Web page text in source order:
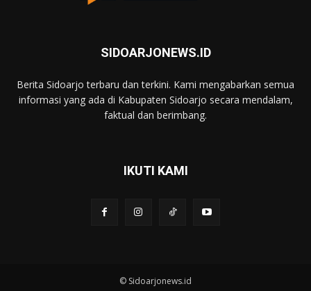
SIDOARJONEWS.ID
Berita Sidoarjo terbaru dan terkini. Kami mengabarkan semua
informasi yang ada di Kabupaten Sidoarjo secara mendalam,
faktual dan berimbang.
IKUTI KAMI
© Sidoarjonews.id